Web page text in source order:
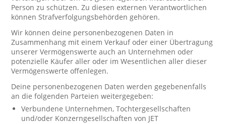
Person zu schützen. Zu diesen externen Verantwortlichen
können Strafverfolgungsbehörden gehören.
Wir können deine personenbezogenen Daten in
Zusammenhang mit einem Verkauf oder einer Übertragung
unserer Vermögenswerte auch an Unternehmen oder
potenzielle Käufer aller oder im Wesentlichen aller dieser
Vermögenswerte offenlegen.
Deine personenbezogenen Daten werden gegebenenfalls
an die folgenden Parteien weitergegeben:
Verbundene Unternehmen, Tochtergesellschaften
und/oder Konzerngesellschaften von JET